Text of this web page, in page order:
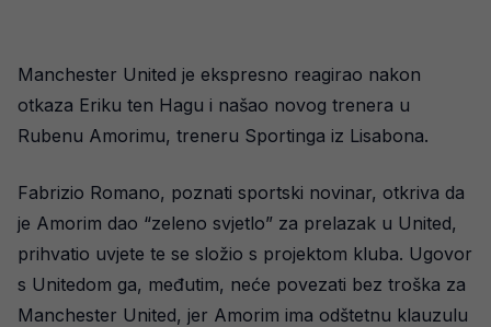
Manchester United je ekspresno reagirao nakon
otkaza Eriku ten Hagu i našao novog trenera u
Rubenu Amorimu, treneru Sportinga iz Lisabona.
Fabrizio Romano, poznati sportski novinar, otkriva da
je Amorim dao “zeleno svjetlo” za prelazak u United,
prihvatio uvjete te se složio s projektom kluba. Ugovor
s Unitedom ga, međutim, neće povezati bez troška za
Manchester United, jer Amorim ima odštetnu klauzulu